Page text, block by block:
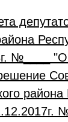
№____
района